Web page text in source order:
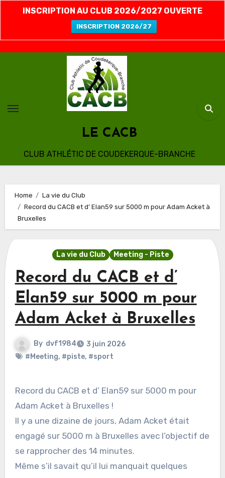
INSCRIPTION AU CLUB 2026/2027 OUVERTE
INSCRIPTION 2026/27
LE CACB
CLUB ATHLÉTIC DE COUDEKERQUE-BRANCHE
Home
La vie du Club
Record du CACB et d’ Elan59 sur 5000 m pour Adam Acket à
Bruxelles
La vie du Club Meeting - Piste
Record du CACB et d’
Elan59 sur 5000 m pour
Adam Acket à Bruxelles
By dvf1984
3 juin 2026
#Meeting, #piste, #sport
Record du CACB et d’ Elan59 sur 5000 m pour
Adam Acket à Bruxelles !
Il y a une dizaine de jours, Adam Acket était
engagé sur 5000 m à Bruxelles avec l’objectif de
se rapprocher des 14 minutes.
Même s’il savait qu’il lui manquait quelques